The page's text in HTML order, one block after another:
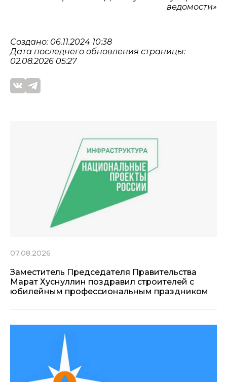
ведомости»
Создано: 06.11.2024 10:38
Дата последнего обновления страницы:
02.08.2026 05:27
07.08.2026
Заместитель Председателя Правительства
Марат Хуснуллин поздравил строителей с
юбилейным профессиональным праздником